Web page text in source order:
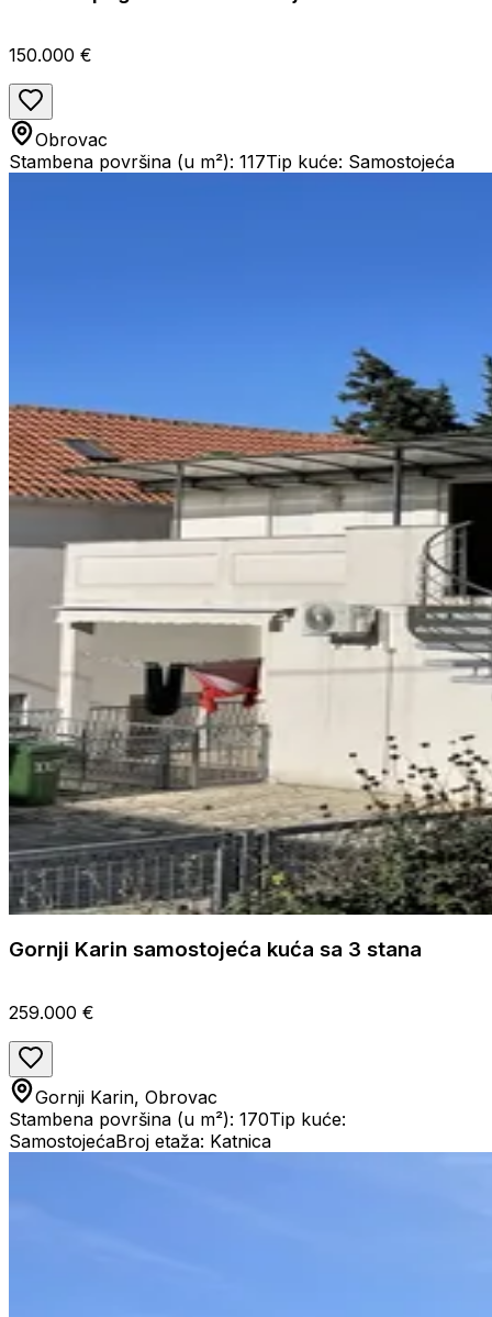
150.000 €
Obrovac
Stambena površina (u m²): 117Tip kuće: Samostojeća
Gornji Karin samostojeća kuća sa 3 stana
259.000 €
Gornji Karin, Obrovac
Stambena površina (u m²): 170Tip kuće:
SamostojećaBroj etaža: Katnica